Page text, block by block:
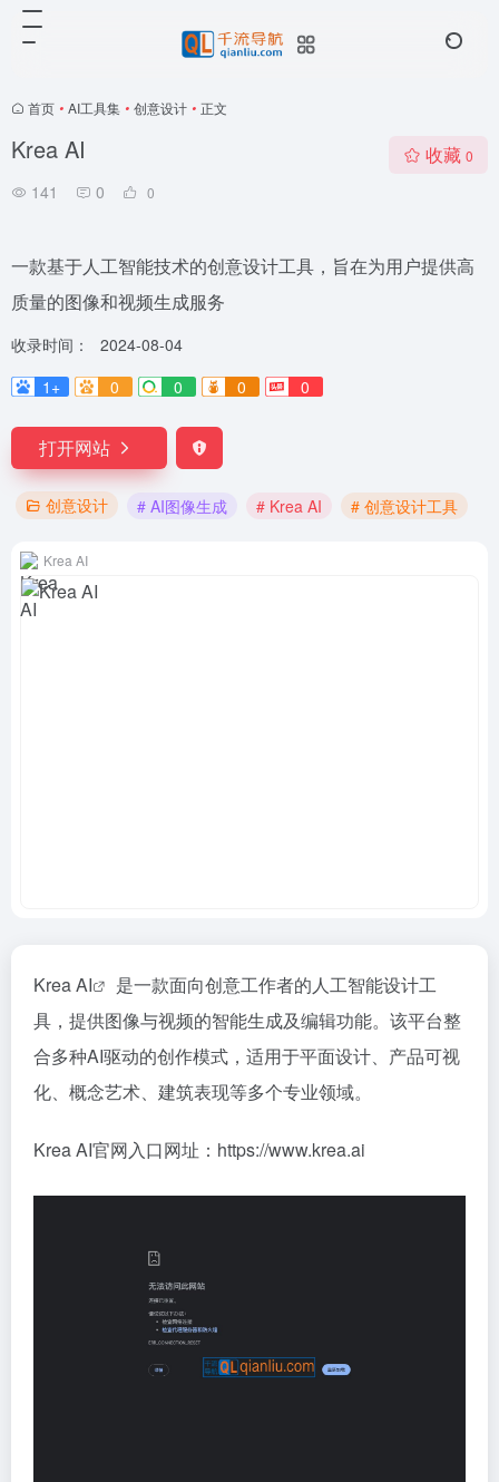
首页 • AI工具集 • 创意设计 • 正文
Krea AI
141 0 0
收藏 0
一款基于人工智能技术的创意设计工具，旨在为用户提供高
质量的图像和视频生成服务
收录时间：
2024-08-04
1+
0 0 0 0
打开网站
创意设计 # AI图像生成 # Krea AI # 创意设计工具
Krea AI
Krea AI
是一款面向创意工作者的人工智能设计工
具，提供图像与视频的智能生成及编辑功能。该平台整
合多种AI驱动的创作模式，适用于平面设计、产品可视
化、概念艺术、建筑表现等多个专业领域。
Krea AI官网入口网址：https://www.krea.ai